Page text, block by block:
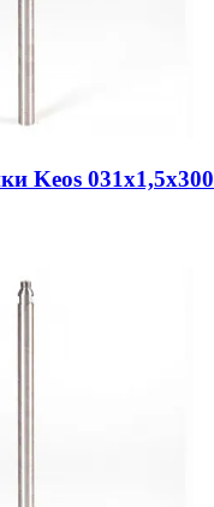
Keos 031x1,5x300